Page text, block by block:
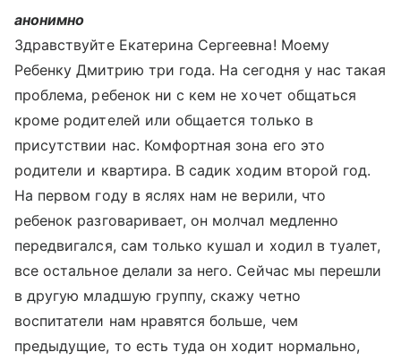
анонимно
Здравствуйте Екатерина Сергеевна! Моему
Ребенку Дмитрию три года. На сегодня у нас такая
проблема, ребенок ни с кем не хочет общаться
кроме родителей или общается только в
присутствии нас. Комфортная зона его это
родители и квартира. В садик ходим второй год.
На первом году в яслях нам не верили, что
ребенок разговаривает, он молчал медленно
передвигался, сам только кушал и ходил в туалет,
все остальное делали за него. Сейчас мы перешли
в другую младшую группу, скажу четно
воспитатели нам нравятся больше, чем
предыдущие, то есть туда он ходит нормально,